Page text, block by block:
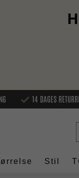
14 DAGES
Stil